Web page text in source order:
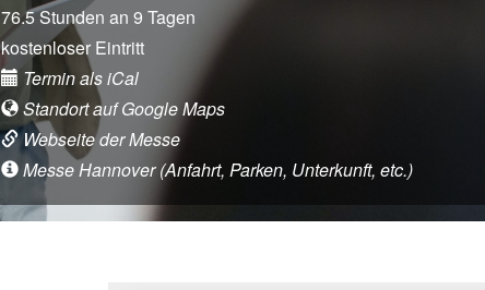
76.5 Stunden an 9 Tagen
kostenloser Eintritt
Termin als iCal
Standort auf Google Maps
Webseite der Messe
Messe Hannover (Anfahrt, Parken, Unterkunft, etc.)